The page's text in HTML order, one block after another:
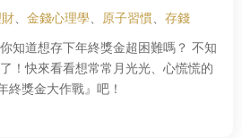
、 金錢心理學、 原子習慣、 存錢
知道想存下年終獎金超困難嗎？ 不知
！快來看看想常常月光光、心慌慌的
終獎金大作戰』吧！